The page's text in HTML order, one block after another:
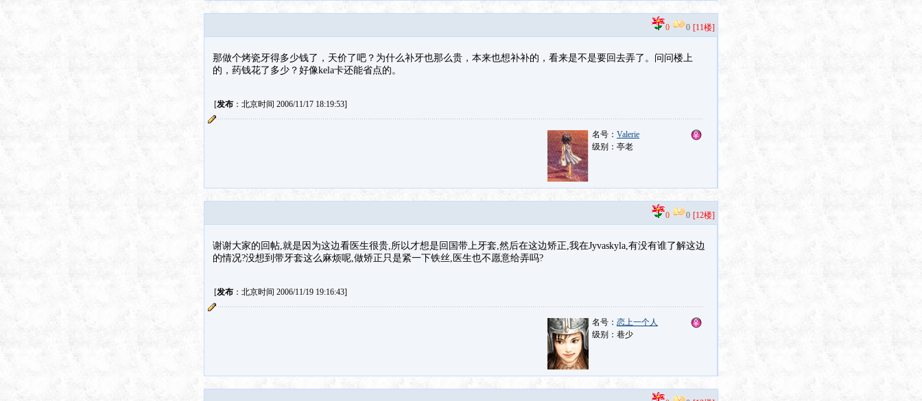
0 0 [11楼]
那做个烤瓷牙得多少钱了，天价了吧？为什么补牙也那么贵，本来也想补补的，看来是不是要回去弄了。问问楼上
的，药钱花了多少？好像kela卡还能省点的。
[发布：北京时间 2006/11/17 18:19:53]
名号： Valerie
级别：亭老
0 0 [12楼]
谢谢大家的回帖,就是因为这边看医生很贵,所以才想是回国带上牙套,然后在这边矫正,我在Jyvaskyla,有没有谁了解这边
的情况?没想到带牙套这么麻烦呢,做矫正只是紧一下铁丝,医生也不愿意给弄吗?
[发布：北京时间 2006/11/19 19:16:43]
名号： 恋上一个人
级别：巷少